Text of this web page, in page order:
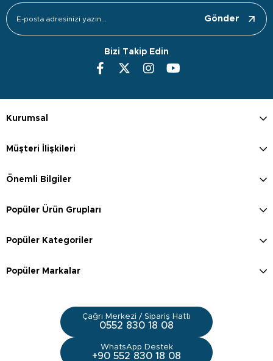
Gönder
Bizi Takip Edin
Kurumsal
Müşteri İlişkileri
Önemli Bilgiler
Popüler Ürün Grupları
Popüler Kategoriler
Popüler Markalar
Çağrı Merkezi / Sipariş Hattı
0552 830 18 08
WhatsApp Destek
+90 552 830 18 08